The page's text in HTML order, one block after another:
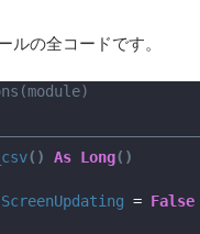
ルの全コードです。
() As Long()
ScreenUpdating = False